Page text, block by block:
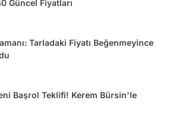
Güncel Fiyatları
Tarladaki Fiyatı Beğenmeyince
Başrol Teklifi! Kerem Bürsin'le